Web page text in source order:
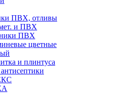
ПВХ, отливы
и ПВХ
ПВХ
цветные
и плинтуса